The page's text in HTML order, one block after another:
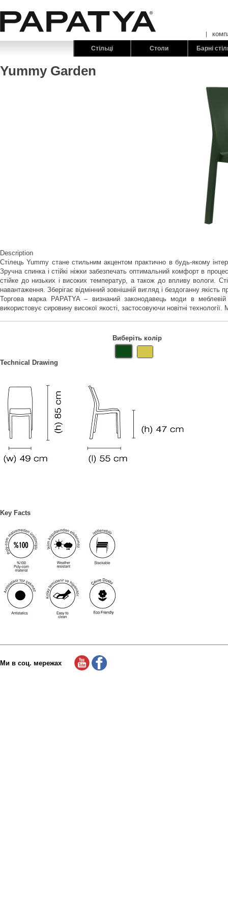
Стільці Столи Барні
Yummy Garden
Description
Стілець Yummy стане стильним акцентом практично в будь-якому
Зручна спинка і стійкі ніжки забезпечать оптимальний комфорт в
стійке до низьких і високих температур, а також до впливу вологи.
навантаження. Зберігає відмінний зовнішній вигляд і бездоганну якість
Торгова марка PAPATYA – визнаний законодавець моди в
використовує сировину високої якості, застосовуючи новітні
Виберіть колір
Technical Drawing
Key Facts
Ми в соц. мережах